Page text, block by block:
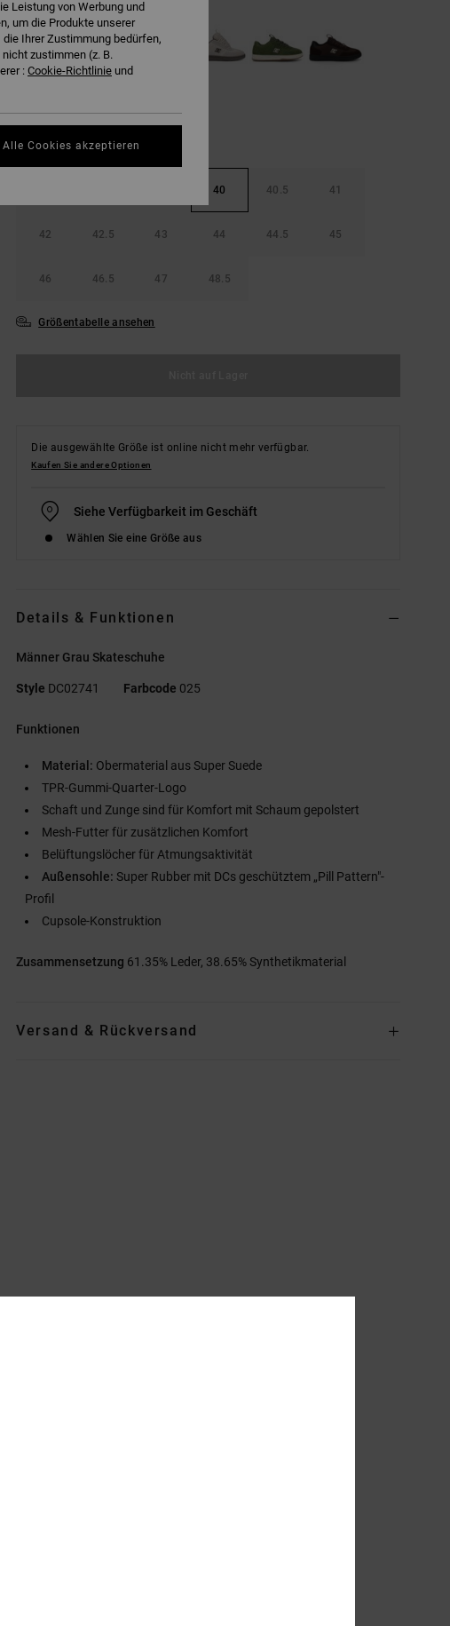
40 40.5 41
42 42.5 43 44 44.5 45
46 46.5 47 48.5
Größentabelle ansehen
Die ausgewählte Größe ist online nicht mehr verfügbar.
Kaufen Sie andere Optionen
Siehe Verfügbarkeit im Geschäft
Wählen Sie eine Größe aus
Details & Funktionen
Männer Grau Skateschuhe
Style DC02741 Farbcode 025
Funktionen
Material: Obermaterial aus Super Suede
TPR-Gummi-Quarter-Logo
Schaft und Zunge sind für Komfort mit Schaum gepolstert
Mesh-Futter für zusätzlichen Komfort
Belüftungslöcher für Atmungsaktivität
Außensohle: Super Rubber mit DCs geschütztem „Pill Pattern"-
Profil
Cupsole-Konstruktion
Zusammensetzung 61.35% Leder, 38.65% Synthetikmaterial
Versand & Rückversand
Leistung von Werbung und
um die Produkte unserer
Ihrer Zustimmung bedürfen,
zustimmen (z. B.
: Cookie-Richtlinie und
Alle Cookies akzeptieren